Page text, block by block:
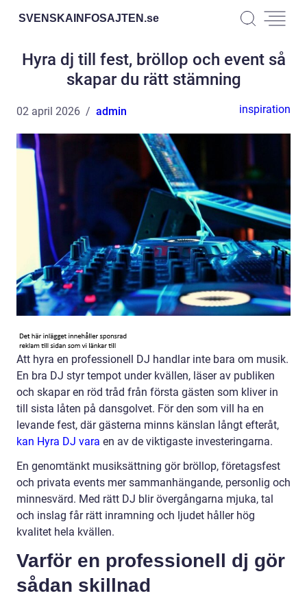
SVENSKAINFOSAJTEN.se
Hyra dj till fest, bröllop och event så
skapar du rätt stämning
02 april 2026 admin inspiration
Att hyra en professionell DJ handlar inte bara om musik.
En bra DJ styr tempot under kvällen, läser av publiken
och skapar en röd tråd från första gästen som kliver in
till sista låten på dansgolvet. För den som vill ha en
levande fest, där gästerna minns känslan långt efteråt,
kan Hyra DJ vara en av de viktigaste investeringarna.
En genomtänkt musiksättning gör bröllop, företagsfest
och privata events mer sammanhängande, personlig och
minnesvärd. Med rätt DJ blir övergångarna mjuka, tal
och inslag får rätt inramning och ljudet håller hög
kvalitet hela kvällen.
Varför en professionell dj gör
sådan skillnad